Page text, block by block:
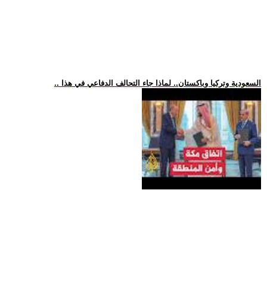
.. السعودية وتركيا وباكستان.. لماذا جاء التحالف الدفاعي في هذا